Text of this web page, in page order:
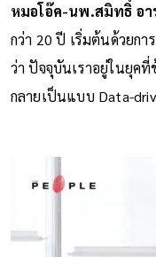
หมอโอ๊ค-นพ.สมิทธิ์ อา
กว่า 20 ปี เริ่มต้นด้วยก
ว่า ปัจจุบันเราอยู่ในยุคที่
กลายเป็นแบบ Data-